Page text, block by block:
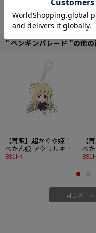
■サイズ：257×182mm（B5サ
©御巫桃也/一迅社・カーニヴァ
" ペンギンパレード "の他の
【再販】超かぐや姫！
ぺたん娘 アクリルキー
ホルダー かぐや 現実
891円
【
ぺ
ホ
891
同じメー